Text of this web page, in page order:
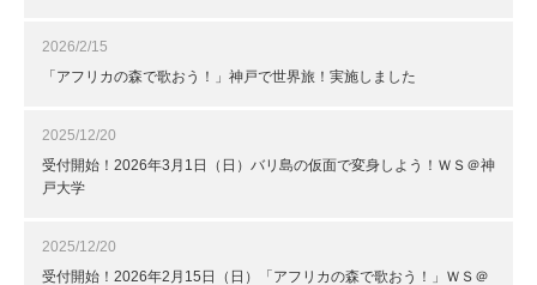
2026/2/15
「アフリカの森で歌おう！」神戸で世界旅！実施しました
2025/12/20
受付開始！2026年3月1日（日）バリ島の仮面で変身しよう！ＷＳ＠神
戸大学
2025/12/20
受付開始！2026年2月15日（日）「アフリカの森で歌おう！」ＷＳ＠